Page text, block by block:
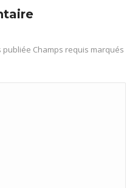
Pinterest
Champs requis marqués